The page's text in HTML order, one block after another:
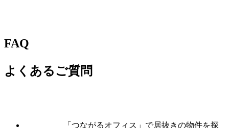
FAQ
よくあるご質問
「つながるオフィス」で居抜きの物件を探